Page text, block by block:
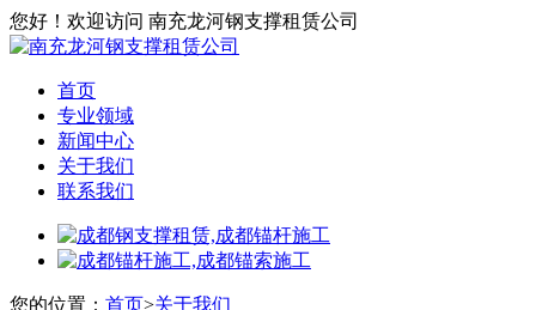
您好！欢迎访问 南充龙河钢支撑租赁公司
首页
专业领域
新闻中心
关于我们
联系我们
您的位置： 首页>关于我们